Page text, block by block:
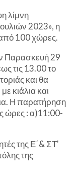
λίμνη
2023», η
100 χώρες.
Παρασκευή 29
τις 13.00 το
και θα
κιάλια και
Η παρατήρηση
ώρες : α)11:00-
της Ε΄& ΣΤ'
της